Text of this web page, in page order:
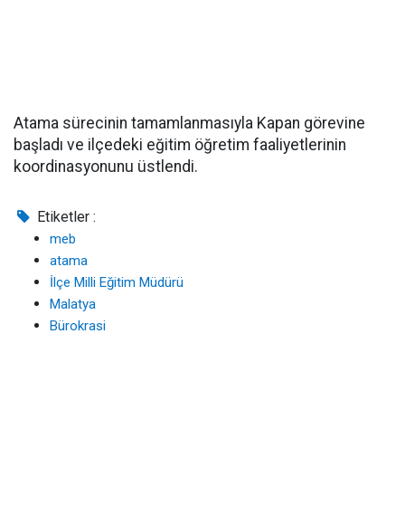
Atama sürecinin tamamlanmasıyla Kapan görevine
başladı ve ilçedeki eğitim öğretim faaliyetlerinin
koordinasyonunu üstlendi.
Etiketler :
meb
atama
İlçe Milli Eğitim Müdürü
Malatya
Bürokrasi